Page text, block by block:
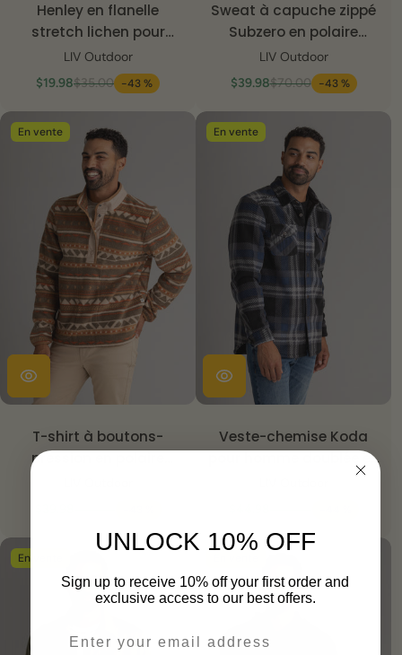
Henley en flanelle
stretch lichen pour
homme
LIV Outdoor
$19.98$35.00 -43 %
Sweat à capuche zippé
Subzero en polaire
épaisse pour homme
LIV Outdoor
$39.98$70.00 -43 %
En vente
T-shirt à boutons-
pression en polaire
En vente
Veste-chemise Koda
pour homme doublée en
En vente
UNLOCK 10% OFF
Sign up to receive 10% off your first order and
exclusive access to our best offers.